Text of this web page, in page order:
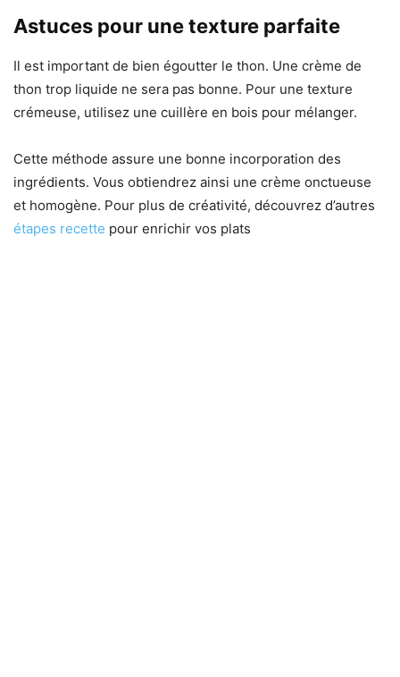
Astuces pour une texture parfaite
Il est important de bien égoutter le thon. Une crème de
thon trop liquide ne sera pas bonne. Pour une texture
crémeuse, utilisez une cuillère en bois pour mélanger.
Cette méthode assure une bonne incorporation des
ingrédients. Vous obtiendrez ainsi une crème onctueuse
et homogène. Pour plus de créativité, découvrez d’autres
étapes recette pour enrichir vos plats